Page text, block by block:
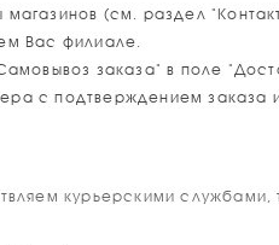
(см. раздел
Вас филиале.
заказа" в поле
с подтверждением заказа
курьерскими службами,